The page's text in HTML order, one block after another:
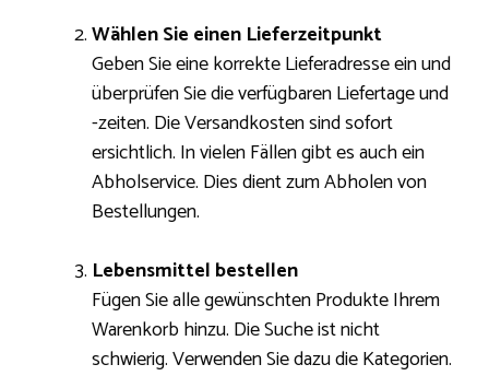
Wählen Sie einen Lieferzeitpunkt
Geben Sie eine korrekte Lieferadresse ein und
überprüfen Sie die verfügbaren Liefertage und
-zeiten. Die Versandkosten sind sofort
ersichtlich. In vielen Fällen gibt es auch ein
Abholservice. Dies dient zum Abholen von
Bestellungen.
Lebensmittel bestellen
Fügen Sie alle gewünschten Produkte Ihrem
Warenkorb hinzu. Die Suche ist nicht
schwierig. Verwenden Sie dazu die Kategorien.